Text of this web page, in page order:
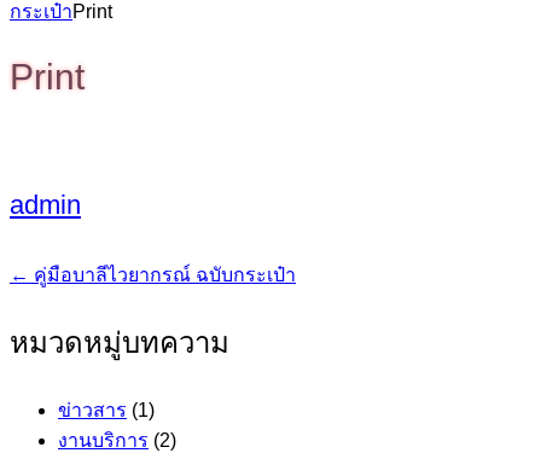
กระเป๋าPrint
Print
admin
แนะแนว
เรื่อง
← คู่มือบาลีไวยากรณ์ ฉบับกระเป๋า
หมวดหมู่บทความ
ข่าวสาร (1)
งานบริการ (2)